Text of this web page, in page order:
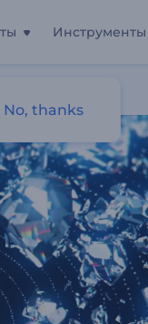
Инструменты
No, thanks